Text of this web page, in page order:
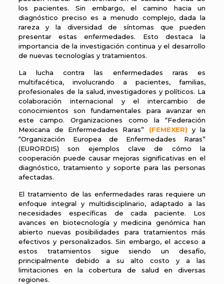
los pacientes. Sin embargo, el camino hacia un
diagnóstico preciso es a menudo complejo, dada la
rareza y la diversidad de síntomas que pueden
presentar estas enfermedades. Esto destaca la
importancia de la investigación continua y el desarrollo
de nuevas tecnologías y tratamientos.
La lucha contra las enfermedades raras es
multifacética, involucrando a pacientes, familias,
profesionales de la salud, investigadores y políticos. La
colaboración internacional y el intercambio de
conocimientos son fundamentales para avanzar en
este campo. Organizaciones como la “Federación
Mexicana de Enfermedades Raras” (FEMEXER) y la
“Organización Europea de Enfermedades Raras”
(EURORDIS) son ejemplos clave de cómo la
cooperación puede causar mejoras significativas en el
diagnóstico, tratamiento y soporte para las personas
afectadas.
El tratamiento de las enfermedades raras requiere un
enfoque integral y multidisciplinario, adaptado a las
necesidades específicas de cada paciente. Los
avances en biotecnología y medicina genómica han
abierto nuevas posibilidades para tratamientos más
efectivos y personalizados. Sin embargo, el acceso a
estos tratamientos sigue siendo un desafío,
principalmente debido a su alto costo y a las
limitaciones en la cobertura de salud en diversas
regiones.